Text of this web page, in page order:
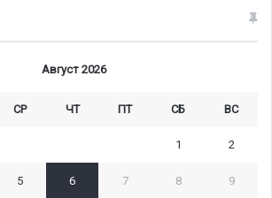
Август 2026
СР ЧТ ПТ СБ ВС
1 2
5 6 7 8 9